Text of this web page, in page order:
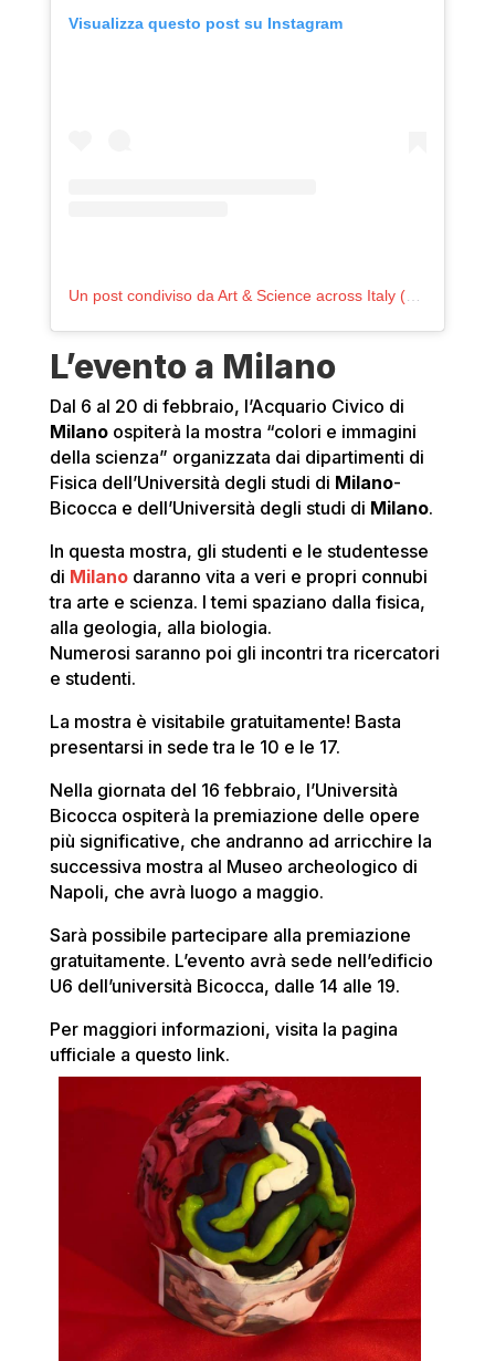
Visualizza questo post su Instagram
Un post condiviso da Art & Science across Italy (@artandscienceacrossitaly)
L’evento a Milano
Dal 6 al 20 di febbraio, l’Acquario Civico di
Milanoospiterà la mostra “colori e immagini
della scienza” organizzata dai dipartimenti di
Fisica dell’Università degli studi di Milano-
Bicocca e dell’Università degli studi di Milano.
In questa mostra, gli studenti e le studentesse
di Milano daranno vita a veri e propri connubi
tra arte e scienza. I temi spaziano dalla fisica,
alla geologia, alla biologia.
Numerosi saranno poi gli incontri tra ricercatori
e studenti.
La mostra è visitabile gratuitamente! Basta
presentarsi in sede tra le 10 e le 17.
Nella giornata del 16 febbraio, l’Università
Bicocca ospiterà la premiazione delle opere
più significative, che andranno ad arricchire la
successiva mostra al Museo archeologico di
Napoli, che avrà luogo a maggio.
Sarà possibile partecipare alla premiazione
gratuitamente. L’evento avrà sede nell’edificio
U6 dell’università Bicocca, dalle 14 alle 19.
Per maggiori informazioni, visita la pagina
ufficiale a questo link.